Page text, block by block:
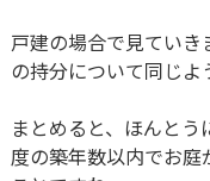
戸建の場合で見てい
の持分について同じよ
まとめると、ほんと
度の築年数以内でお